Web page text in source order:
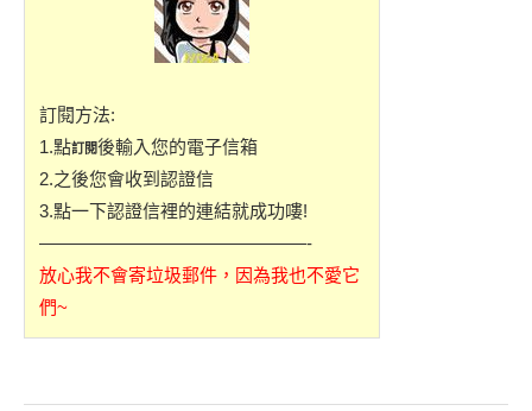
訂閱方法:
1.點訂閱後輸入您的電子信箱
2.之後您會收到認證信
3.點一下認證信裡的連結就成功嘍!
———————————————-
放心我不會寄垃圾郵件，因為我也不愛它
們~